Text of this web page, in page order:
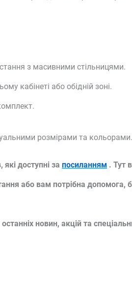
з масивними стільницями.
кабінеті або обідній зоні.
розмірами та
доступні за посиланням . Тут
або вам потрібна
новин, акцій та